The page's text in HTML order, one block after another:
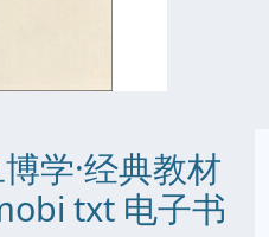
学·经典教材
txt 电子书